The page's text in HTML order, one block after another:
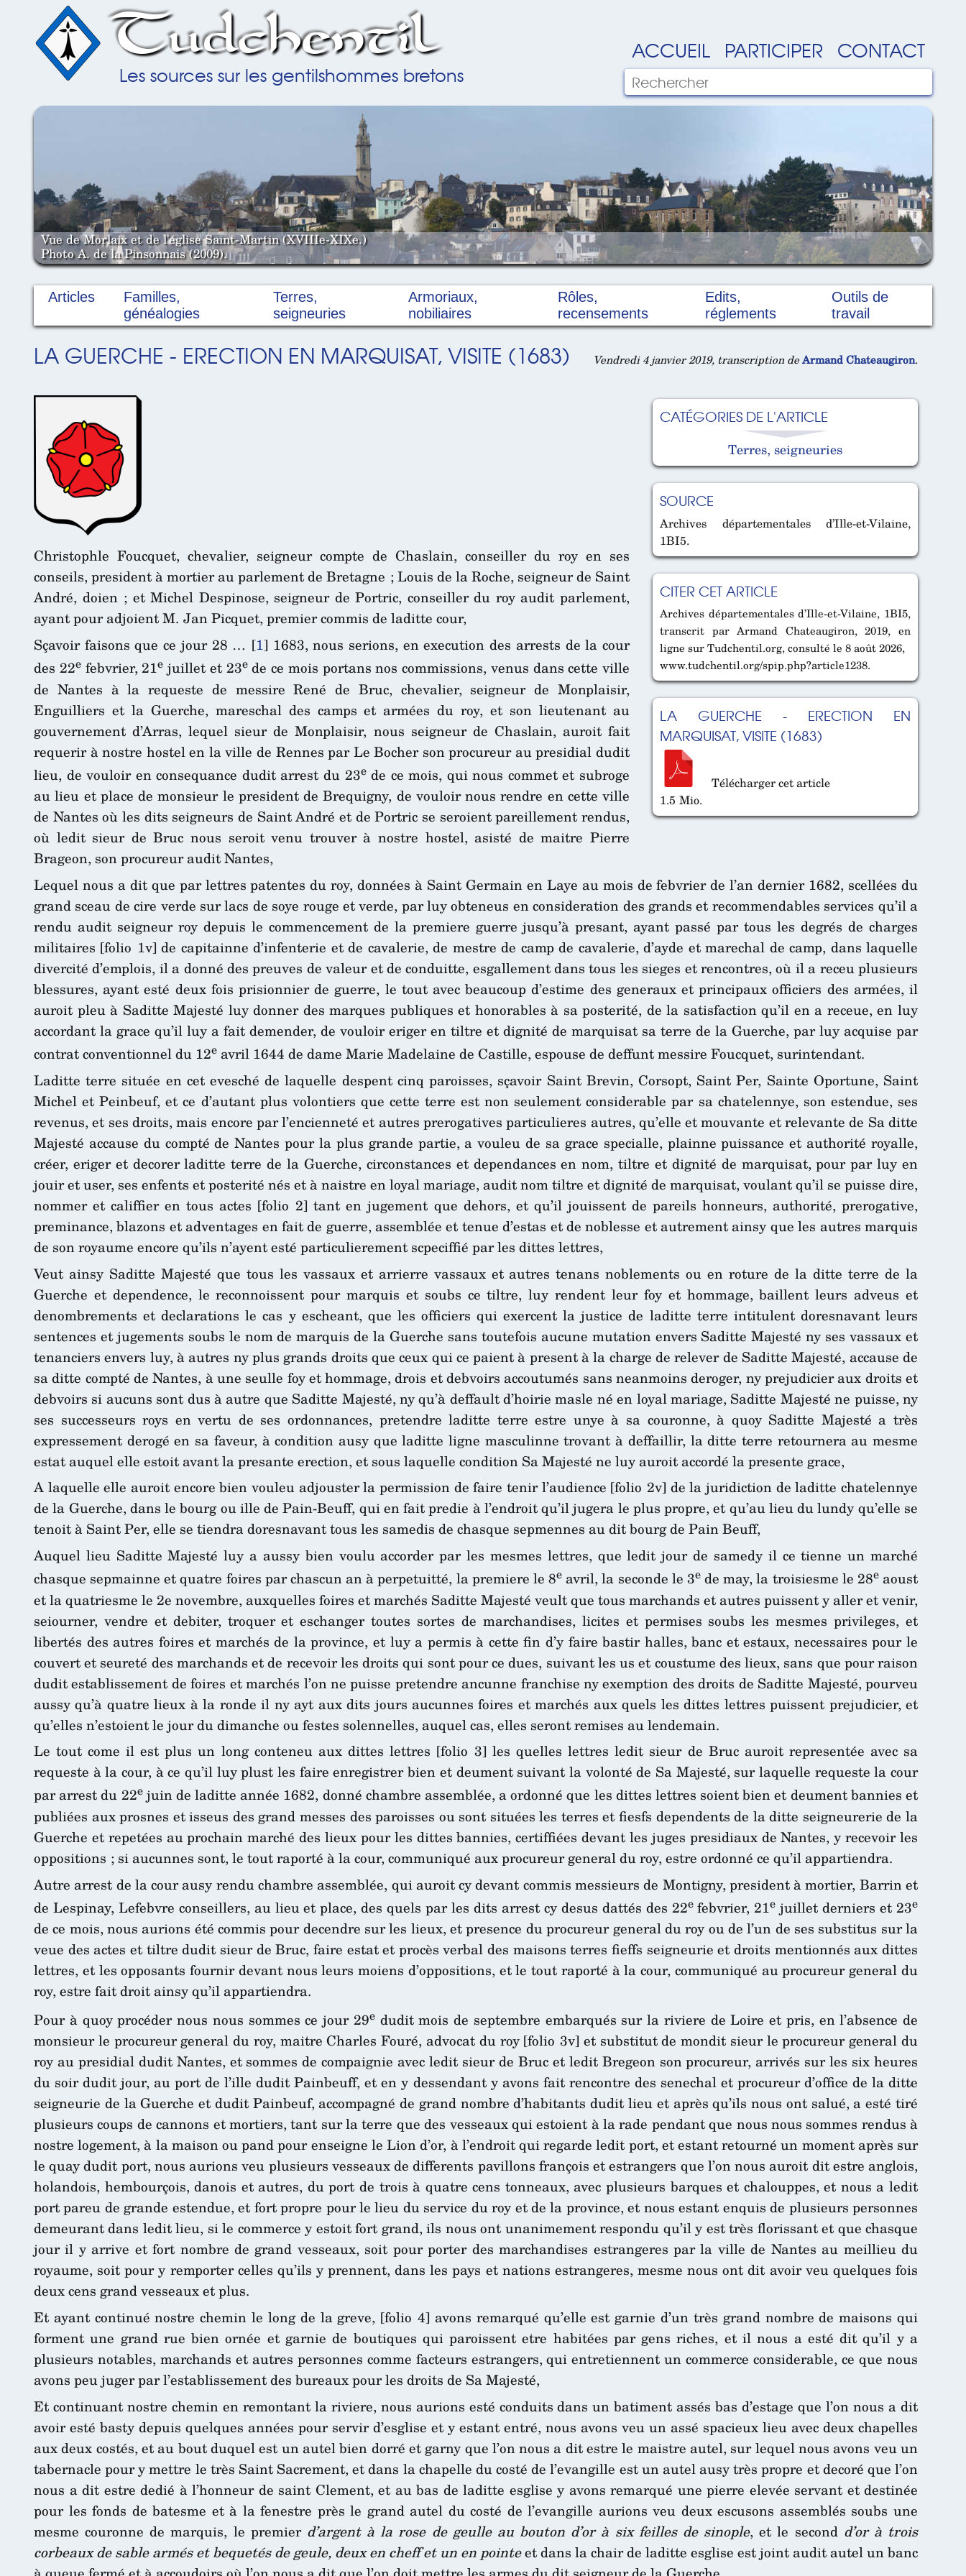
Tudchentil
Les sources sur les gentilshommes bretons
ACCUEIL PARTICIPER CONTACT
Vue de Morlaix et de l'église Saint-Martin (XVIIIe-XIXe.)
Photo A. de la Pinsonnais (2009).
Articles
Familles,
généalogies
Terres,
seigneuries
Armoriaux,
nobiliaires
Rôles,
recensements
Edits,
réglements
Outils de
travail
LA GUERCHE - ERECTION EN MARQUISAT, VISITE (1683) Vendredi 4 janvier 2019, transcription deArmand Chateaugiron.
CATÉGORIES DE L'ARTICLE
Terres, seigneuries
SOURCE
Archives départementales d’Ille-et-Vilaine,
1BI5.
CITER CET ARTICLE
Archives départementales d’Ille-et-Vilaine, 1BI5,
transcrit par Armand Chateaugiron, 2019, en
ligne sur Tudchentil.org, consulté le 8 août 2026,
www.tudchentil.org/spip.php?article1238.
LA GUERCHE - ERECTION EN
MARQUISAT, VISITE (1683)
Télécharger cet article
1.5 Mio.
Christophle Foucquet, chevalier, seigneur compte de Chaslain, conseiller du roy en ses
conseils, president à mortier au parlement de Bretagne ; Louis de la Roche, seigneur de Saint
André, doien ; et Michel Despinose, seigneur de Portric, conseiller du roy audit parlement,
ayant pour adjoient M. Jan Picquet, premier commis de laditte cour,
Sçavoir faisons que ce jour 28 … [1] 1683, nous serions, en execution des arrests de la cour
des 22efebvrier, 21e juillet et 23ede ce mois portans nos commissions, venus dans cette ville
de Nantes à la requeste de messire René de Bruc, chevalier, seigneur de Monplaisir,
Enguilliers et la Guerche, mareschal des camps et armées du roy, et son lieutenant au
gouvernement d’Arras, lequel sieur de Monplaisir, nous seigneur de Chaslain, auroit fait
requerir à nostre hostel en la ville de Rennes par Le Bocher son procureur au presidial dudit
lieu, de vouloir en consequance dudit arrest du 23ede ce mois, qui nous commet et subroge
au lieu et place de monsieur le president de Brequigny, de vouloir nous rendre en cette ville
de Nantes où les dits seigneurs de Saint André et de Portric se seroient pareillement rendus,
où ledit sieur de Bruc nous seroit venu trouver à nostre hostel, asisté de maitre Pierre
Brageon, son procureur audit Nantes,
Lequel nous a dit que par lettres patentes du roy, données à Saint Germain en Laye au mois de febvrier de l’an dernier 1682, scellées du
grand sceau de cire verde sur lacs de soye rouge et verde, par luy obteneus en consideration des grands et recommendables services qu’il a
rendu audit seigneur roy depuis le commencement de la premiere guerre jusqu’à presant, ayant passé par tous les degrés de charges
militaires [folio 1v] de capitainne d’infenterie et de cavalerie, de mestre de camp de cavalerie, d’ayde et marechal de camp, dans laquelle
divercité d’emplois, il a donné des preuves de valeur et de conduitte, esgallement dans tous les sieges et rencontres, où il a receu plusieurs
blessures, ayant esté deux fois prisionnier de guerre, le tout avec beaucoup d’estime des generaux et principaux officiers des armées, il
auroit pleu à Saditte Majesté luy donner des marques publiques et honorables à sa posterité, de la satisfaction qu’il en a receue, en luy
accordant la grace qu’il luy a fait demender, de vouloir eriger en tiltre et dignité de marquisat sa terre de la Guerche, par luy acquise par
contrat conventionnel du 12e avril 1644 de dame Marie Madelaine de Castille, espouse de deffunt messire Foucquet, surintendant.
Laditte terre située en cet evesché de laquelle despent cinq paroisses, sçavoir Saint Brevin, Corsopt, Saint Per, Sainte Oportune, Saint
Michel et Peinbeuf, et ce d’autant plus volontiers que cette terre est non seulement considerable par sa chatelennye, son estendue, ses
revenus, et ses droits, mais encore par l’encienneté et autres prerogatives particulieres autres, qu’elle et mouvante et relevante de Sa ditte
Majesté accause du compté de Nantes pour la plus grande partie, a vouleu de sa grace specialle, plainne puissance et authorité royalle,
créer, eriger et decorer laditte terre de la Guerche, circonstances et dependances en nom, tiltre et dignité de marquisat, pour par luy en
jouir et user, ses enfents et posterité nés et à naistre en loyal mariage, audit nom tiltre et dignité de marquisat, voulant qu’il se puisse dire,
nommer et califfier en tous actes [folio 2] tant en jugement que dehors, et qu’il jouissent de pareils honneurs, authorité, prerogative,
preminance, blazons et adventages en fait de guerre, assemblée et tenue d’estas et de noblesse et autrement ainsy que les autres marquis
de son royaume encore qu’ils n’ayent esté particulierement scpeciffié par les dittes lettres,
Veut ainsy Saditte Majesté que tous les vassaux et arrierre vassaux et autres tenans noblements ou en roture de la ditte terre de la
Guerche et dependence, le reconnoissent pour marquis et soubs ce tiltre, luy rendent leur foy et hommage, baillent leurs adveus et
denombrements et declarations le cas y escheant, que les officiers qui exercent la justice de laditte terre intitulent doresnavant leurs
sentences et jugements soubs le nom de marquis de la Guerche sans toutefois aucune mutation envers Saditte Majesté ny ses vassaux et
tenanciers envers luy, à autres ny plus grands droits que ceux qui ce paient à present à la charge de relever de Saditte Majesté, accause de
sa ditte compté de Nantes, à une seulle foy et hommage, drois et debvoirs accoutumés sans neanmoins deroger, ny prejudicier aux droits et
debvoirs si aucuns sont dus à autre que Saditte Majesté, ny qu’à deffault d’hoirie masle né en loyal mariage, Saditte Majesté ne puisse, ny
ses successeurs roys en vertu de ses ordonnances, pretendre laditte terre estre unye à sa couronne, à quoy Saditte Majesté a très
expressement derogé en sa faveur, à condition ausy que laditte ligne masculinne trovant à deffaillir, la ditte terre retournera au mesme
estat auquel elle estoit avant la presante erection, et sous laquelle condition Sa Majesté ne luy auroit accordé la presente grace,
A laquelle elle auroit encore bien vouleu adjouster la permission de faire tenir l’audience [folio 2v] de la juridiction de laditte chatelennye
de la Guerche, dans le bourg ou ille de Pain-Beuff, qui en fait predie à l’endroit qu’il jugera le plus propre, et qu’au lieu du lundy qu’elle se
tenoit à Saint Per, elle se tiendra doresnavant tous les samedis de chasque sepmennes au dit bourg de Pain Beuff,
Auquel lieu Saditte Majesté luy a aussy bien voulu accorder par les mesmes lettres, que ledit jour de samedy il ce tienne un marché
chasque sepmainne et quatre foires par chascun an à perpetuitté, la premiere le 8e avril, la seconde le 3ede may, la troisiesme le 28eaoust
et la quatriesme le 2e novembre, auxquelles foires et marchés Saditte Majesté veult que tous marchands et autres puissent y aller et venir,
seiourner, vendre et debiter, troquer et eschanger toutes sortes de marchandises, licites et permises soubs les mesmes privileges, et
libertés des autres foires et marchés de la province, et luy a permis à cette fin d’y faire bastir halles, banc et estaux, necessaires pour le
couvert et seureté des marchands et de recevoir les droits qui sont pour ce dues, suivant les us et coustume des lieux, sans que pour raison
dudit establissement de foires et marchés l’on ne puisse pretendre ancunne franchise ny exemption des droits de Saditte Majesté, pourveu
aussy qu’à quatre lieux à la ronde il ny ayt aux dits jours aucunnes foires et marchés aux quels les dittes lettres puissent prejudicier, et
qu’elles n’estoient le jour du dimanche ou festes solennelles, auquel cas, elles seront remises au lendemain.
Le tout come il est plus un long conteneu aux dittes lettres [folio 3] les quelles lettres ledit sieur de Bruc auroit representée avec sa
requeste à la cour, à ce qu’il luy plust les faire enregistrer bien et deument suivant la volonté de Sa Majesté, sur laquelle requeste la cour
par arrest du 22ejuin de laditte année 1682, donné chambre assemblée, a ordonné que les dittes lettres soient bien et deument bannies et
publiées aux prosnes et isseus des grand messes des paroisses ou sont situées les terres et fiesfs dependents de la ditte seigneurerie de la
Guerche et repetées au prochain marché des lieux pour les dittes bannies, certiffiées devant les juges presidiaux de Nantes, y recevoir les
oppositions ; si aucunnes sont, le tout raporté à la cour, communiqué aux procureur general du roy, estre ordonné ce qu’il appartiendra.
Autre arrest de la cour ausy rendu chambre assemblée, qui auroit cy devant commis messieurs de Montigny, president à mortier, Barrin et
de Lespinay, Lefebvre conseillers, au lieu et place, des quels par les dits arrest cy desus dattés des 22efebvrier, 21e juillet derniers et 23e
de ce mois, nous aurions été commis pour decendre sur les lieux, et presence du procureur general du roy ou de l’un de ses substitus sur la
veue des actes et tiltre dudit sieur de Bruc, faire estat et procès verbal des maisons terres fieffs seigneurie et droits mentionnés aux dittes
lettres, et les opposants fournir devant nous leurs moiens d’oppositions, et le tout raporté à la cour, communiqué au procureur general du
roy, estre fait droit ainsy qu’il appartiendra.
Pour à quoy procéder nous nous sommes ce jour 29edudit mois de septembre embarqués sur la riviere de Loire et pris, en l’absence de
monsieur le procureur general du roy, maitre Charles Fouré, advocat du roy [folio 3v] et substitut de mondit sieur le procureur general du
roy au presidial dudit Nantes, et sommes de compaignie avec ledit sieur de Bruc et ledit Bregeon son procureur, arrivés sur les six heures
du soir dudit jour, au port de l’ille dudit Painbeuff, et en y dessendant y avons fait rencontre des senechal et procureur d’office de la ditte
seigneurie de la Guerche et dudit Painbeuf, accompagné de grand nombre d’habitants dudit lieu et après qu’ils nous ont salué, a esté tiré
plusieurs coups de cannons et mortiers, tant sur la terre que des vesseaux qui estoient à la rade pendant que nous nous sommes rendus à
nostre logement, à la maison ou pand pour enseigne le Lion d’or, à l’endroit qui regarde ledit port, et estant retourné un moment après sur
le quay dudit port, nous aurions veu plusieurs vesseaux de differents pavillons françois et estrangers que l’on nous auroit dit estre anglois,
holandois, hembourçois, danois et autres, du port de trois à quatre cens tonneaux, avec plusieurs barques et chalouppes, et nous a ledit
port pareu de grande estendue, et fort propre pour le lieu du service du roy et de la province, et nous estant enquis de plusieurs personnes
demeurant dans ledit lieu, si le commerce y estoit fort grand, ils nous ont unanimement respondu qu’il y est très florissant et que chasque
jour il y arrive et fort nombre de grand vesseaux, soit pour porter des marchandises estrangeres par la ville de Nantes au meillieu du
royaume, soit pour y remporter celles qu’ils y prennent, dans les pays et nations estrangeres, mesme nous ont dit avoir veu quelques fois
deux cens grand vesseaux et plus.
Et ayant continué nostre chemin le long de la greve, [folio 4] avons remarqué qu’elle est garnie d’un très grand nombre de maisons qui
forment une grand rue bien ornée et garnie de boutiques qui paroissent etre habitées par gens riches, et il nous a esté dit qu’il y a
plusieurs notables, marchands et autres personnes comme facteurs estrangers, qui entretiennent un commerce considerable, ce que nous
avons peu juger par l’establissement des bureaux pour les droits de Sa Majesté,
Et continuant nostre chemin en remontant la riviere, nous aurions esté conduits dans un batiment assés bas d’estage que l’on nous a dit
avoir esté basty depuis quelques années pour servir d’esglise et y estant entré, nous avons veu un assé spacieux lieu avec deux chapelles
aux deux costés, et au bout duquel est un autel bien dorré et garny que l’on nous a dit estre le maistre autel, sur lequel nous avons veu un
tabernacle pour y mettre le très Saint Sacrement, et dans la chapelle du costé de l’evangille est un autel ausy très propre et decoré que l’on
nous a dit estre dedié à l’honneur de saint Clement, et au bas de laditte esglise y avons remarqué une pierre elevée servant et destinée
pour les fonds de batesme et à la fenestre près le grand autel du costé de l’evangille aurions veu deux escusons assemblés soubs une
mesme couronne de marquis, le premier d’argent à la rose de geulle au bouton d’or à six feilles de sinople, et le second d’or à trois
corbeaux de sable armés et bequetés de geule, deux en cheff et un en pointeet dans la chair de laditte esglise est joint audit autel un banc